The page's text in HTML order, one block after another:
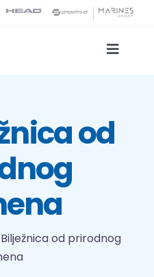
Toggle
od
Bilježnica od prirodnog